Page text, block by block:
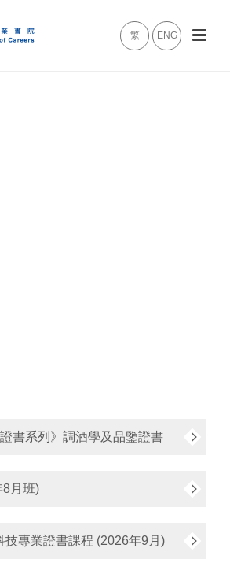
繁 ENG
證書系列》調酒學及品鑒證書
8月班)
技專業證書課程 (2026年9月)